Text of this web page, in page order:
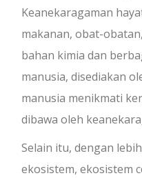
Keanekaragaman
makanan, obat-
bahan kimia dan
manusia, disediakan
manusia menikmati
dibawa oleh
Selain itu, dengan
ekosistem, ekosistem